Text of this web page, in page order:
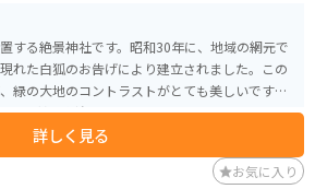
する絶景神社です。昭和30年に、地域の網元で
れた白狐のお告げにより建立されました。この
緑の大地のコントラストがとても美しいです。
123基の朱塗りの鳥居は、パワースポットとして
ます。願いが叶うといわれていますので、ぜひ
い。また、社務所では、白狐の御朱印をいただ
詳しく見る
お気に入り